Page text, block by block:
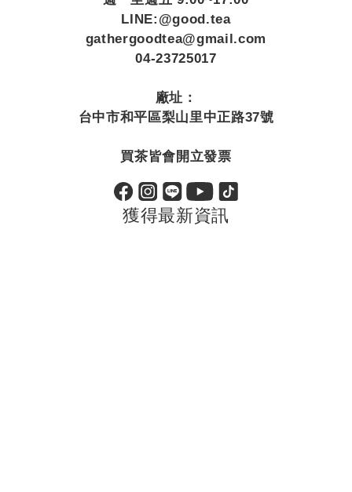
LINE:@good.tea
gathergoodtea@gmail.com
04-23725017
廠址：
台中市和平區梨山里中正路37號
買茶皆會開立發票
獲得最新資訊